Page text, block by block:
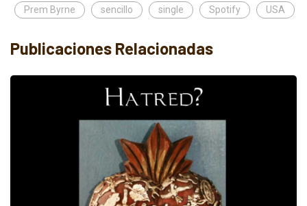
Prem Byrne sencillo single Spotify USA
Publicaciones Relacionadas